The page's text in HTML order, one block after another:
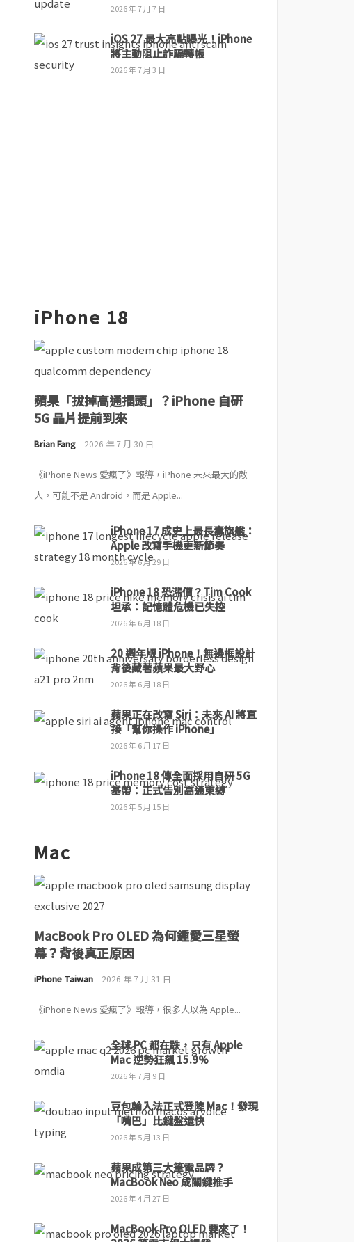
2026 年 7 月 7 日
iOS 27 最大亮點曝光！iPhone
將主動阻止詐騙轉帳
2026 年 7 月 3 日
iPhone 18
蘋果「拔掉高通插頭」？iPhone 自研
5G 晶片提前到來
Brian Fang 2026 年 7 月 30 日
《iPhone News 愛瘋了》報導，iPhone 未來最大的敵
人，可能不是 Android，而是 Apple...
iPhone 17 成史上最長壽旗艦：
Apple 改寫手機更新節奏
2026 年 6 月 29 日
iPhone 18 恐漲價？Tim Cook
坦承：記憶體危機已失控
2026 年 6 月 18 日
20 週年版 iPhone！無邊框設計
背後藏著蘋果最大野心
2026 年 6 月 18 日
蘋果正在改寫 Siri：未來 AI 將直
接「幫你操作 iPhone」
2026 年 6 月 17 日
iPhone 18 傳全面採用自研 5G
基帶：正式告別高通束縛
2026 年 5 月 15 日
Mac
MacBook Pro OLED 為何鍾愛三星螢
幕？背後真正原因
iPhone Taiwan 2026 年 7 月 31 日
《iPhone News 愛瘋了》報導，很多人以為 Apple...
全球 PC 都在跌，只有 Apple
Mac 逆勢狂飆 15.9%
2026 年 7 月 9 日
豆包輸入法正式登陸 Mac！發現
「嘴巴」比鍵盤還快
2026 年 5 月 13 日
蘋果成第三大筆電品牌？
MacBook Neo 成關鍵推手
2026 年 4 月 27 日
MacBook Pro OLED 要來了！